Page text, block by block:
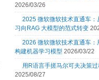
2026/03/26
2025 微软微软技术直通车：
习向RAG 大模型的范式转变
2026 微软微软技术直通车：
构建机器学习模型 2026/03/22
用R语言手搓马尔可夫决策
2025/08/27